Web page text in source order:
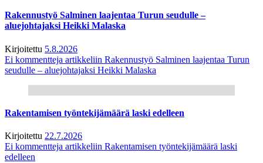
Rakennustyö Salminen laajentaa Turun seudulle –
aluejohtajaksi Heikki Malaska
Kirjoitettu 5.8.2026
Ei kommentteja artikkeliin Rakennustyö Salminen laajentaa Turun
seudulle – aluejohtajaksi Heikki Malaska
Rakentamisen työntekijämäärä laski edelleen
Kirjoitettu 22.7.2026
Ei kommentteja artikkeliin Rakentamisen työntekijämäärä laski
edelleen